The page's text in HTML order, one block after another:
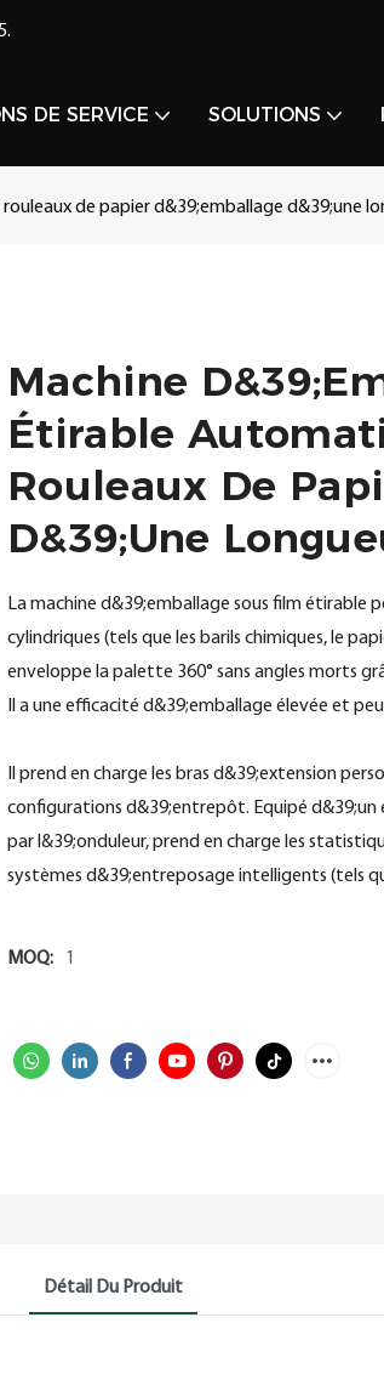
DE SERVICE SOLUTIONS
de papier d&39;emballage d&39;une
Machine
Étirable
Rouleaux De
D&39;une
La machine d&39;emballage sous film
cylindriques (tels que les barils chimiques, le
enveloppe la palette 360° sans angles morts
Il a une efficacité d&39;emballage élevée et
Il prend en charge les bras d&39;extension
configurations d&39;entrepôt. Equipé
par l&39;onduleur, prend en charge les
systèmes d&39;entreposage intelligents (tels
MOQ: 1
Détail Du Produit